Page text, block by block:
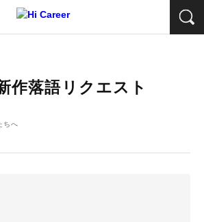
落語リクエスト
ちへ